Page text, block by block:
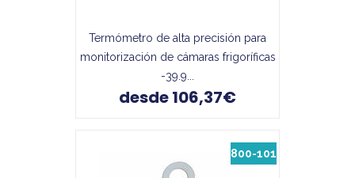
Termómetro de alta precisión para
monitorización de cámaras frigoríficas
-39.9...
desde 106,37€
800-101